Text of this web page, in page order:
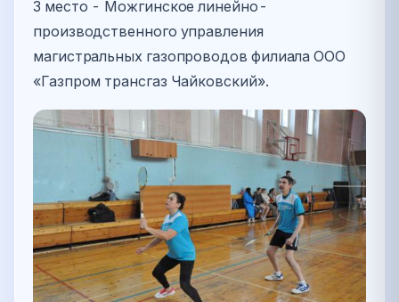
3 место - Можгинское линейно-
производственного управления
магистральных газопроводов филиала ООО
«Газпром трансгаз Чайковский».